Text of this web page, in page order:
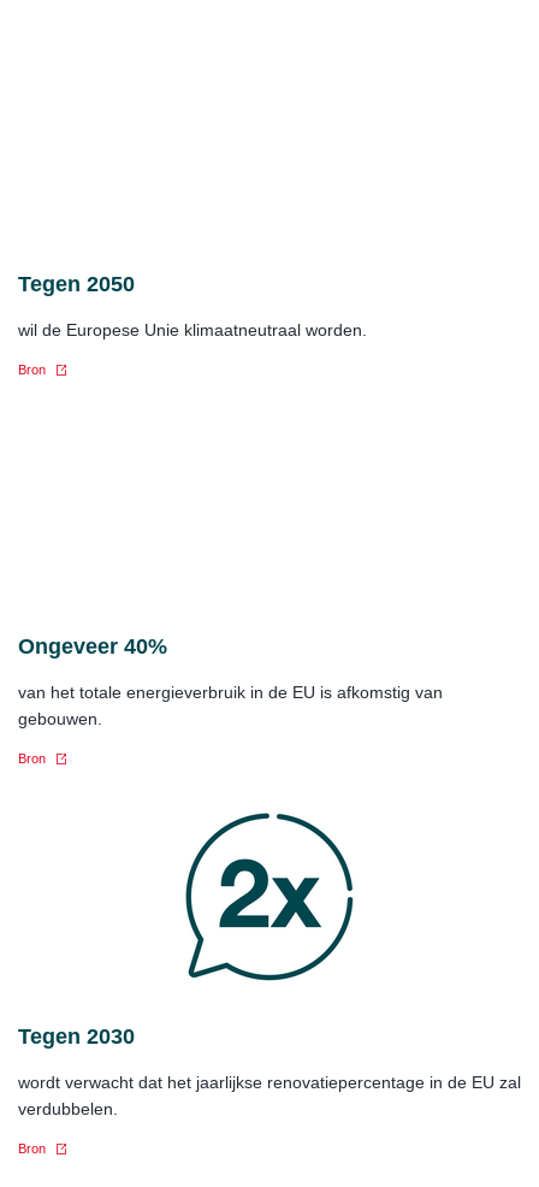
Tegen 2050
wil de Europese Unie klimaatneutraal worden.
Bron
Ongeveer 40%
van het totale energieverbruik in de EU is afkomstig van
gebouwen.
Bron
Tegen 2030
wordt verwacht dat het jaarlijkse renovatiepercentage in de EU zal
verdubbelen.
Bron